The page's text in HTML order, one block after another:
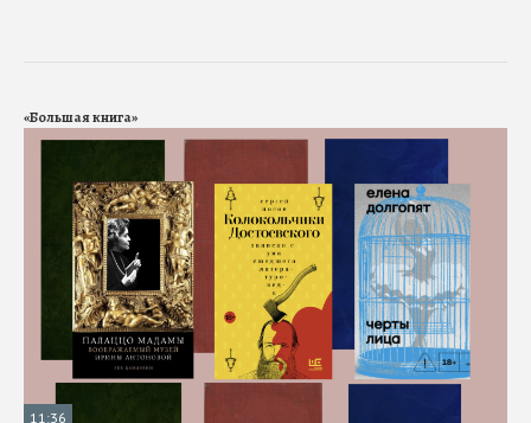
«Большая книга»
11:36